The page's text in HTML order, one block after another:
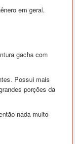
em geral.
gacha com
Possui mais
porções da
nada muito